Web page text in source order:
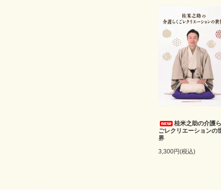
桂米之助の介護
ごレクリエーションの
界
3,300円(税込)